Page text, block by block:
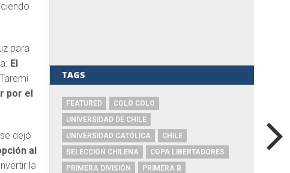
para
El
por el
dejó
al
la
TAGS
FEATURED
COLO COLO
UNIVERSIDAD DE CHILE
UNIVERSIDAD CATÓLICA
CHILE
SELECCIÓN CHILENA
COPA LIBERTADORES
PRIMERA DIVISIÓN
PRIMERA B